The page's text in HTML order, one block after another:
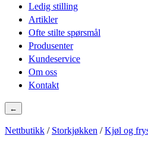
Ledig stilling
Artikler
Ofte stilte spørsmål
Produsenter
Kundeservice
Om oss
Kontakt
←
Nettbutikk / Storkjøkken /Kjøl og